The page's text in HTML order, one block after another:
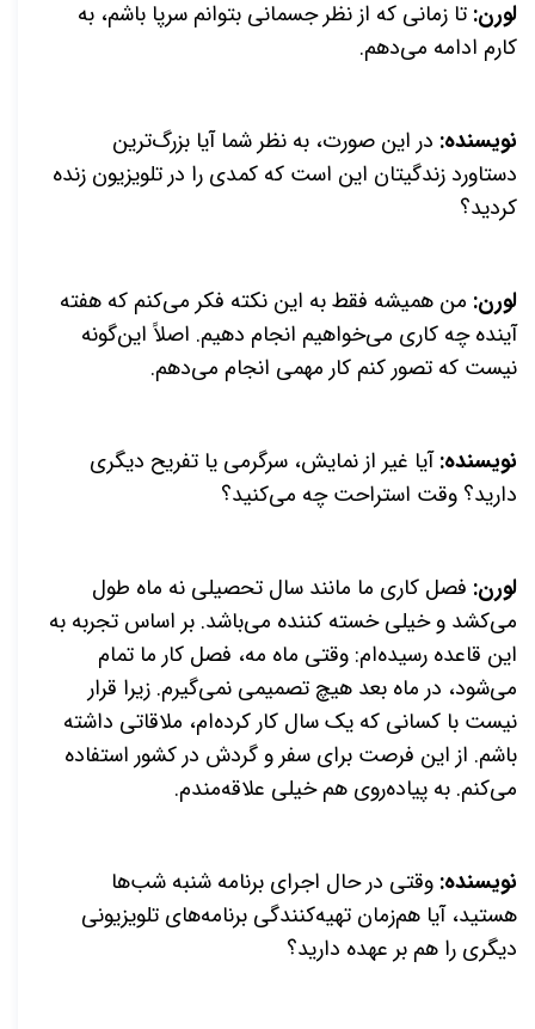
لورن: تا زمانی که از نظر جسمانی بتوانم سرپا باشم، به
کارم ادامه می‌دهم.
نویسنده: در این صورت، به نظر شما آیا بزرگ‌ترین
دستاورد زندگیتان این است که کمدی را در تلویزیون زنده
کردید؟
لورن: من همیشه فقط به این نکته فکر می‌کنم که هفته
آینده چه کاری می‌خواهیم انجام دهیم. اصلاً این‌گونه
نیست که تصور کنم کار مهمی انجام می‌دهم.
نویسنده:آیا غیر از نمایش، سرگرمی یا تفریح دیگری
دارید؟ وقت استراحت چه می‌کنید؟
لورن: فصل کاری ما مانند سال تحصیلی نه ماه طول
می‌کشد و خیلی خسته کننده می‌باشد. بر اساس تجربه به
این قاعده رسیده‌ام: وقتی ماه مه، فصل کار ما تمام
می‌شود، در ماه بعد هیچ تصمیمی نمی‌گیرم. زیرا قرار
نیست با کسانی که یک سال کار کرده‌ام، ملاقاتی داشته
باشم. از این فرصت برای سفر و گردش در کشور استفاده
می‌کنم. به پیاده‌روی هم خیلی علاقه‌مندم.
نویسنده: وقتی در حال اجرای برنامه شنبه شب‌ها
هستید، آیا هم‌زمان تهیه‌کنندگی برنامه‌های تلویزیونی
دیگری را هم بر عهده دارید؟